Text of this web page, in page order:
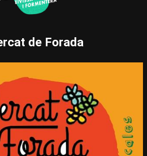
de Forada